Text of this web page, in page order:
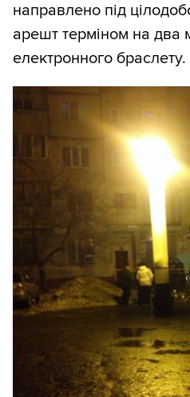
направлено під
арешт терміном на два
електронного браслету.